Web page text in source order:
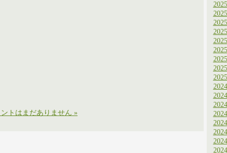
ントはまだありません »